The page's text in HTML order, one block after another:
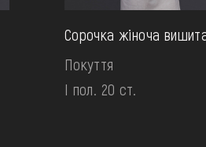
Сорочка жіноча
Покуття
І пол. 20 ст.